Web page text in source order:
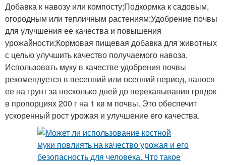
Добавка к навозу или компосту;Подкормка к садовым,
огородным или тепличным растениям;Удобрение почвы
для улучшения ее качества и повышения
урожайности;Кормовая пищевая добавка для животных
с целью улучшить качество получаемого навоза.
Использовать муку в качестве удобрения почвы
рекомендуется в весенний или осенний период, нанося
ее на грунт за несколько дней до перекапывания грядок
в пропорциях 200 г на 1 кв м почвы. Это обеспечит
ускоренный рост урожая и улучшение его качества.